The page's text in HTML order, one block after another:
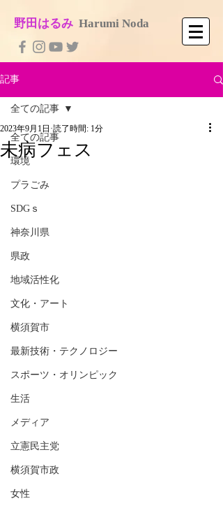
​野田はるみ Harumi No​da
記事
全ての記事
環境
プラごみ
SDGｓ
神奈川県
県政
地域活性化
文化・アート
横須賀市
最新技術・テクノロジー
スポーツ・オリンピック
生活
メディア
立憲民主党
横須賀市政
女性
全ての記事
未病フェス
2023年9月1日 読了時間: 1分